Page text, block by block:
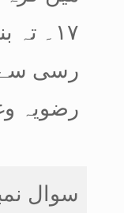
۱۷۔
رسی سے
رضویہ